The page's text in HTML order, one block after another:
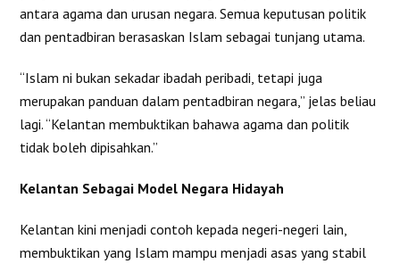
antara agama dan urusan negara. Semua keputusan politik
dan pentadbiran berasaskan Islam sebagai tunjang utama.
“Islam ni bukan sekadar ibadah peribadi, tetapi juga
merupakan panduan dalam pentadbiran negara,” jelas beliau
lagi. “Kelantan membuktikan bahawa agama dan politik
tidak boleh dipisahkan.”
Kelantan Sebagai Model Negara Hidayah
Kelantan kini menjadi contoh kepada negeri-negeri lain,
membuktikan yang Islam mampu menjadi asas yang stabil